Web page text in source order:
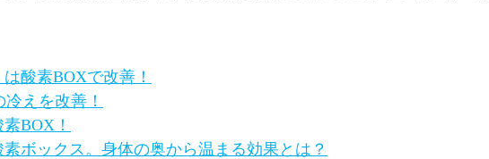
は酸素BOXで改善！
えを改善！
BOX！
ボックス。身体の奥から温まる効果とは？